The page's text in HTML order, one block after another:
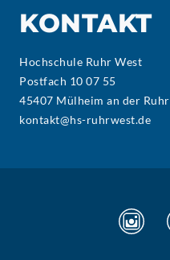
KONTAKT
Hochschule Ruhr West
Postfach 10 07 55
45407 Mülheim an der Ruhr
kontakt@hs-ruhrwest.de